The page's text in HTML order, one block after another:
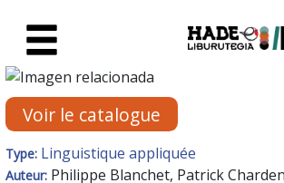
Fiche de Nouveaux
Voir le catalogue
Type: Linguistique appliquée
Auteur: Philippe Blanchet, Patrick